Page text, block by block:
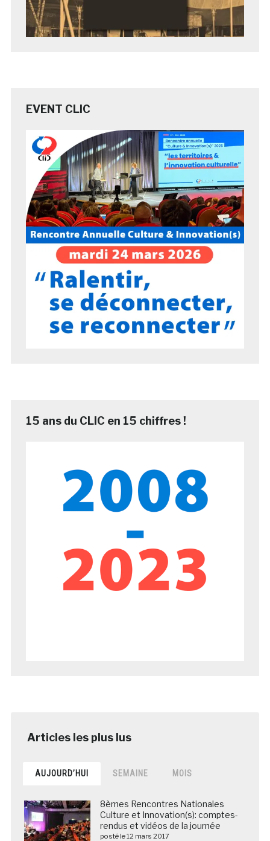
EVENT CLIC
15 ans du CLIC en 15 chiffres !
AUJOURD’HUI SEMAINE MOIS
8èmes Rencontres Nationales
Culture et Innovation(s): comptes-
rendus et vidéos de la journée
posté le 12 mars 2017